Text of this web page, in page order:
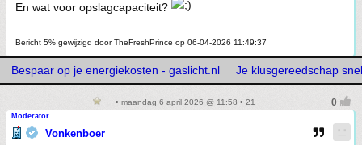
En wat voor opslagcapaciteit?
Bericht 5% gewijzigd door TheFreshPrince op 06-04-2026 11:49:37
Bespaar op je energiekosten - gaslicht.nl Je klusgereedschap
• maandag 6 april 2026 @ 11:58 • 21
Moderator
Vonkenboer